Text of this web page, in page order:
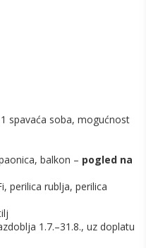
spavaća soba, mogućnost
balkon – pogled na
perilica rublja, perilica
1.7.–31.8., uz doplatu